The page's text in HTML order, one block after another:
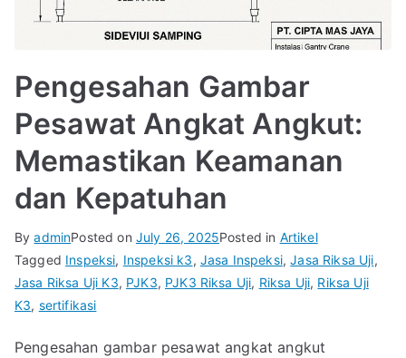
Pengesahan Gambar
Pesawat Angkat Angkut:
Memastikan Keamanan
dan Kepatuhan
ByadminPosted on July 26, 2025Posted in Artikel
Tagged Inspeksi, Inspeksi k3, Jasa Inspeksi,Jasa Riksa Uji,
Jasa Riksa Uji K3, PJK3, PJK3 Riksa Uji, Riksa Uji, Riksa Uji
K3, sertifikasi
Pengesahan gambar pesawat angkat angkut